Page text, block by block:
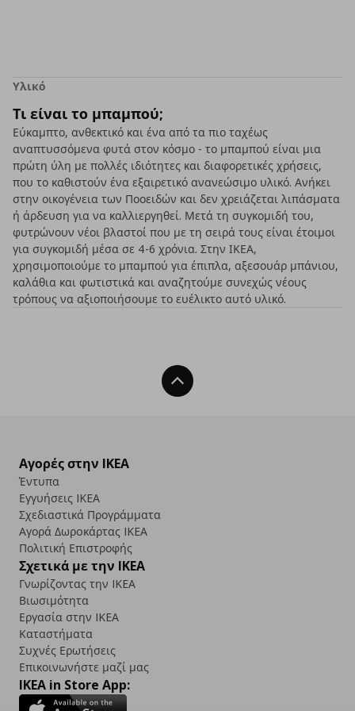
Υλικό
Τι είναι το μπαμπού;
Εύκαμπτο, ανθεκτικό και ένα από τα πιο ταχέως
αναπτυσσόμενα φυτά στον κόσμο - το μπαμπού είναι μια
πρώτη ύλη με πολλές ιδιότητες και διαφορετικές χρήσεις,
που το καθιστούν ένα εξαιρετικό ανανεώσιμο υλικό. Ανήκει
στην οικογένεια των Ποοειδών και δεν χρειάζεται λιπάσματα
ή άρδευση για να καλλιεργηθεί. Μετά τη συγκομιδή του,
φυτρώνουν νέοι βλαστοί που με τη σειρά τους είναι έτοιμοι
για συγκομιδή μέσα σε 4-6 χρόνια. Στην ΙΚΕΑ,
χρησιμοποιούμε το μπαμπού για έπιπλα, αξεσουάρ μπάνιου,
καλάθια και φωτιστικά και αναζητούμε συνεχώς νέους
τρόπους να αξιοποιήσουμε το ευέλικτο αυτό υλικό.
Back To Top
Αγορές στην IKEA
Έντυπα
Εγγυήσεις IKEA
Σχεδιαστικά Προγράμματα
Αγορά Δωρoκάρτας IKEA
Πολιτική Επιστροφής
Σχετικά με την IKEA
Γνωρίζοντας την IKEA
Βιωσιμότητα
Εργασία στην IKEA
Καταστήματα
Συχνές Ερωτήσεις
Επικοινωνήστε μαζί μας
IKEA in Store App: